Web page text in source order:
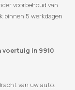
voorbehoud van
binnen 5 werkdagen
voertuig in 9910
van uw auto.